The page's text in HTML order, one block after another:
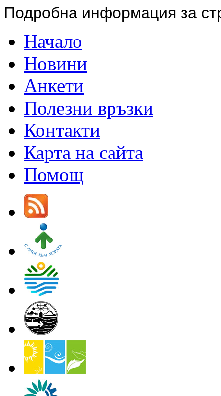
Подробна информация за
Начало
Новини
Анкети
Полезни връзки
Контакти
Карта на сайта
Помощ